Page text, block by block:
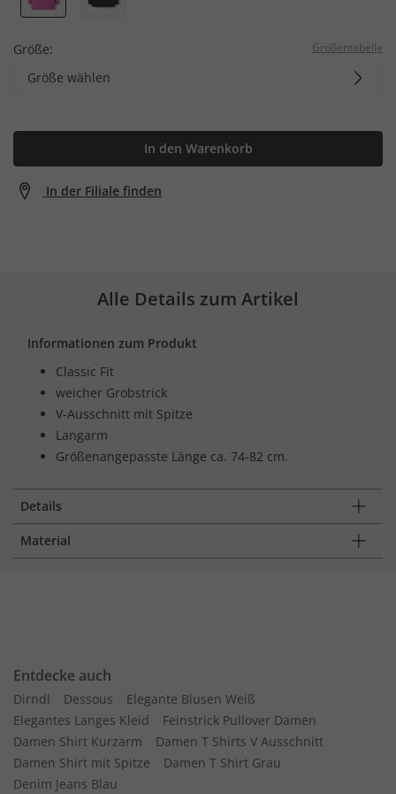
Größe: Größentabelle
Größe wählen
In den Warenkorb
In der Filiale finden
Alle Details zum Artikel
Informationen zum Produkt
Classic Fit
weicher Grobstrick
V-Ausschnitt mit Spitze
Langarm
Größenangepasste Länge ca. 74-82 cm.
Details
Material
Entdecke auch
Dirndl Dessous
Elegante Blusen Weiß
Elegantes Langes Kleid
Feinstrick Pullover Damen
Damen Shirt Kurzarm
Damen T Shirts V Ausschnitt
Damen Shirt mit Spitze
Damen T Shirt Grau
Denim Jeans Blau